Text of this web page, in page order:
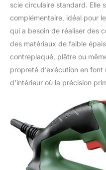
scie circulaire standard. Elle
complémentaire, idéal pour
qui a besoin de réaliser des
des matériaux de faible
contreplaqué, plâtre ou
propreté d’exécution en
d’intérieur où la précision